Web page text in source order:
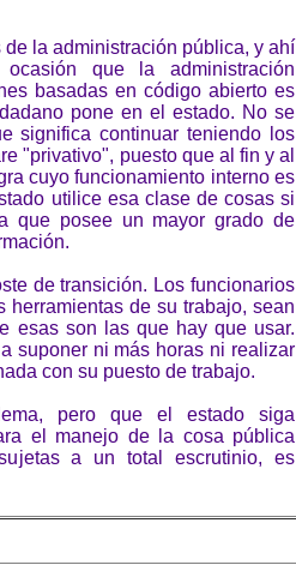
la administración pública, y ahí
que la administración
basadas en código abierto es
pone en el estado. No se
significa continuar teniendo los
"privativo", puesto que al fin y al
cuyo funcionamiento interno es
utilice esa clase de cosas si
que posee un mayor grado de
de transición. Los funcionarios
herramientas de su trabajo, sean
esas son las que hay que usar.
suponer ni más horas ni realizar
con su puesto de trabajo.
pero que el estado siga
el manejo de la cosa pública
a un total escrutinio, es